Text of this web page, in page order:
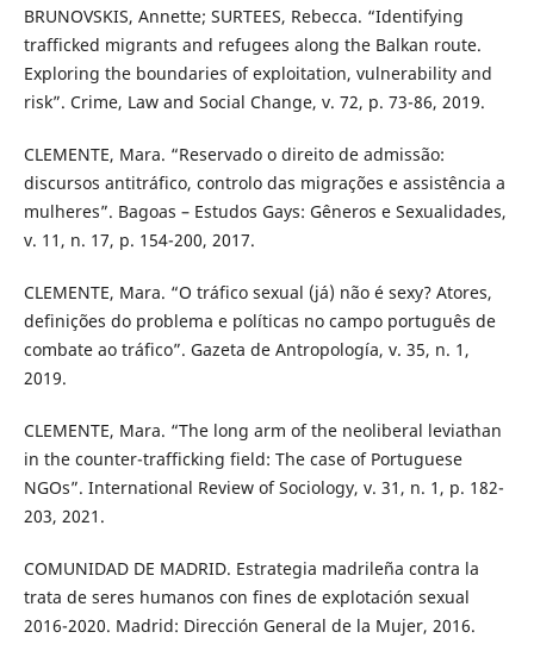
BRUNOVSKIS, Annette; SURTEES, Rebecca. “Identifying
trafficked migrants and refugees along the Balkan route.
Exploring the boundaries of exploitation, vulnerability and
risk”. Crime, Law and Social Change, v. 72, p. 73-86, 2019.
CLEMENTE, Mara. “Reservado o direito de admissão:
discursos antitráfico, controlo das migrações e assistência a
mulheres”. Bagoas – Estudos Gays: Gêneros e Sexualidades,
v. 11, n. 17, p. 154-200, 2017.
CLEMENTE, Mara. “O tráfico sexual (já) não é sexy? Atores,
definições do problema e políticas no campo português de
combate ao tráfico”. Gazeta de Antropología, v. 35, n. 1,
2019.
CLEMENTE, Mara. “The long arm of the neoliberal leviathan
in the counter-trafficking field: The case of Portuguese
NGOs”. International Review of Sociology, v. 31, n. 1, p. 182-
203, 2021.
COMUNIDAD DE MADRID. Estrategia madrileña contra la
trata de seres humanos con fines de explotación sexual
2016-2020. Madrid: Dirección General de la Mujer, 2016.